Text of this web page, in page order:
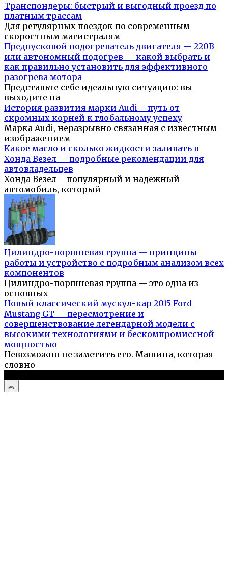
Транспондеры: быстрый и выгодный проезд по
платным трассам
Для регулярных поездок по современным
скоростным магистралям
Предпусковой подогреватель двигателя — 220В
или автономный подогрев — какой выбрать и
как правильно установить для эффективного
разогрева мотора
Представьте себе идеальную ситуацию: вы
выходите на
История развития марки Audi – путь от
скромных корней к глобальному успеху
Марка Audi, неразрывно связанная с известным
изображением
Какое масло и сколько жидкости заливать в
Хонда Везел — подробные рекомендации для
автовладельцев
Хонда Везел – популярный и надежный
автомобиль, который
Цилиндро-поршневая группа — принципы
работы и устройство с подробным анализом всех
компонентов
Цилиндро-поршневая группа — это одна из
основных
Новый классический мускул-кар 2015 Ford
Mustang GT — пересмотрение и
совершенствование легендарной модели с
высокими технологиями и бескомпромиссной
мощностью
Невозможно не заметить его. Машина, которая
словно